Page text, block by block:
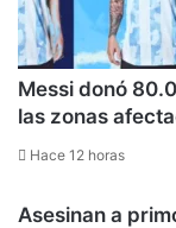
Messi donó
las zonas
Hace 12 horas
Asesinan a